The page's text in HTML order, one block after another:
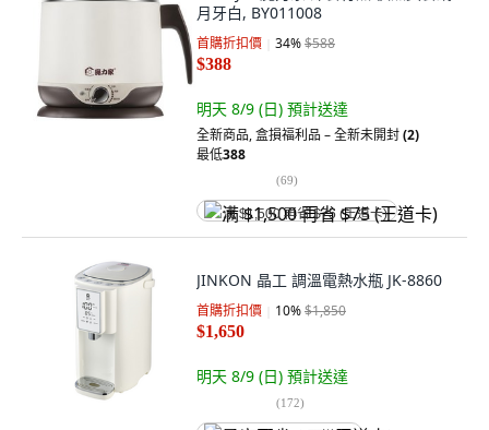
月牙白, BY011008
首購折扣價 34%$588
$388
明天 8/9 (日) 預計送達
全新商品,盒損福利品 – 全新未開封(2)
最低388
(69)
满 $1,500 再省 $75 (王道卡)
JINKON 晶工 調溫電熱水瓶 JK-8860
首購折扣價 10%$1,850
$1,650
明天 8/9 (日) 預計送達
(172)